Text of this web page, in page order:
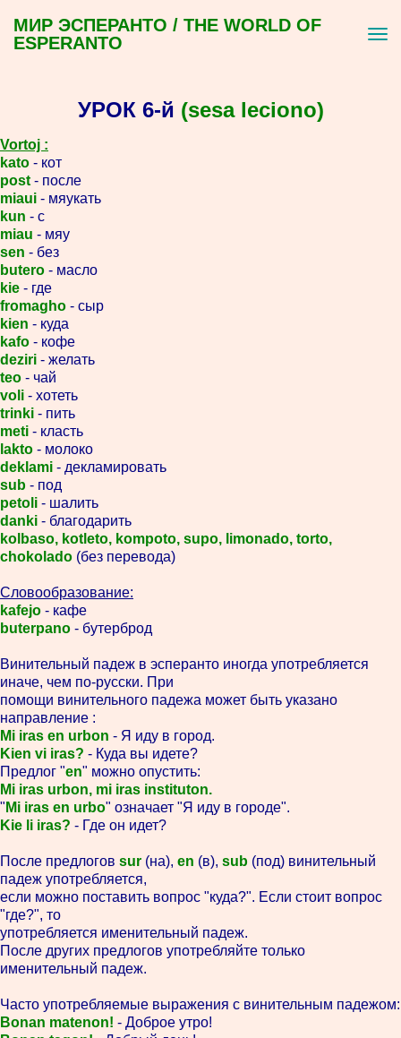
МИР ЭСПЕРАНТО / THE WORLD OF
ESPERANTO
УРОК 6-й (sesa leciono)
Vortoj :
kato - кот
post - после
miaui - мяукать
kun - с
miau - мяу
sen - без
butero - масло
kie - где
fromagho - сыр
kien - куда
kafo - кофе
deziri - желать
teo - чай
voli - хотеть
trinki - пить
meti - класть
lakto - молоко
deklami - декламировать
sub - под
petoli - шалить
danki - благодарить
kolbaso, kotleto, kompoto, supo, limonado, torto,
chokolado (без перевода)
Словообразование:
kafejo - кафе
buterpano - бутерброд
Винительный падеж в эсперанто иногда употребляется
иначе, чем по-русски. При
помощи винительного падежа может быть указано
направление :
Mi iras en urbon - Я иду в город.
Kien vi iras? - Куда вы идете?
Предлог "en" можно опустить:
Mi iras urbon, mi iras instituton.
" Mi iras en urbo" означает "Я иду в городе".
Kie li iras? - Где он идет?
После предлогов sur (на), en (в), sub (под) винительный
падеж употребляется,
если можно поставить вопрос "куда?". Если стоит вопрос
"где?", то
употребляется именительный падеж.
После других предлогов употребляйте только
именительный падеж.
Часто употребляемые выражения с винительным падежом:
Bonan matenon! - Доброе утро!